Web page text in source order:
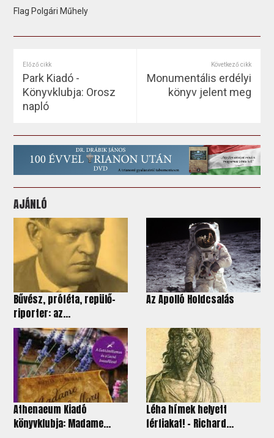
Flag Polgári Műhely
Előző cikk
Park Kiadó -
Könyvklubja: Orosz
napló
Következő cikk
Monumentális erdélyi
könyv jelent meg
AJÁNLÓ
Bűvész, próféta, repülő-
riporter: az...
Az Apolló Holdcsalás
Athenaeum Kiadó
könyvklubja: Madame...
Léha hímek helyett
férfiakat! - Richard...